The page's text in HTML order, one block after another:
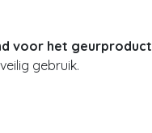
voor het geurproduct
gebruik.